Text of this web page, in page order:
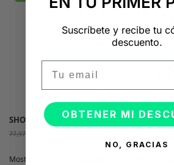
SHORTS DIOR
77,97
Mostrando los 10 resultados
Suscríbete y recibe tu
descuento.
OBTENER MI
NO, GRACIAS